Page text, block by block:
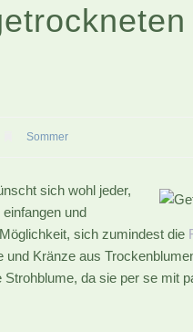
Sommer
sich wohl jeder,
und
sich zumindest die
Kränze aus
da sie per se mit